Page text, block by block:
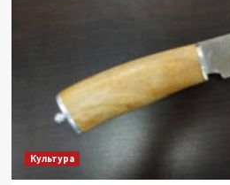
отказал
отцу
в
выплатах
погибшего
Культура